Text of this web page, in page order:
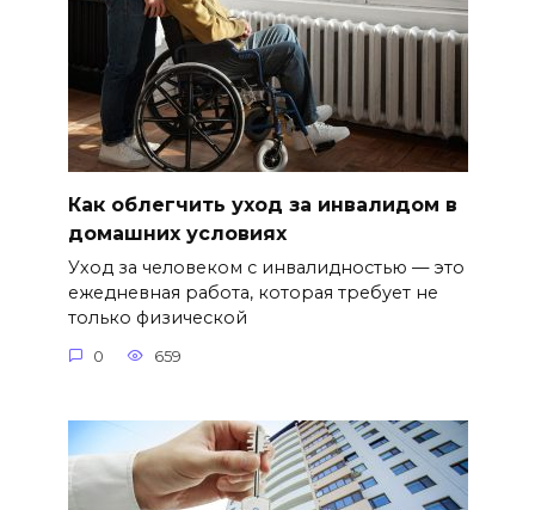
Как облегчить уход за инвалидом в
домашних условиях
Уход за человеком с инвалидностью — это
ежедневная работа, которая требует не
только физической
0 659